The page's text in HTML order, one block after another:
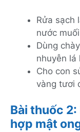
Rửa sạch
nước
Dùng
nhuyễn lá
Cho con
vàng tươi
Bài thuốc
hợp mật